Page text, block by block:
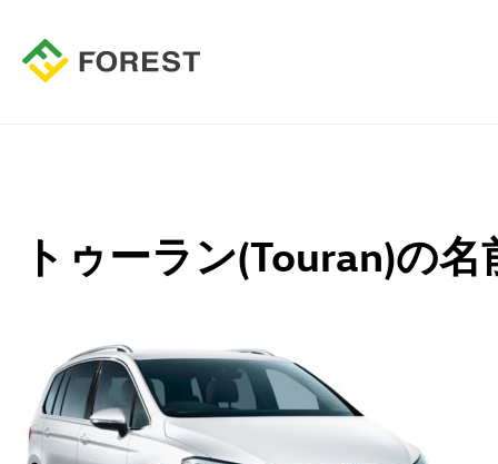
トゥーラン(Touran)の